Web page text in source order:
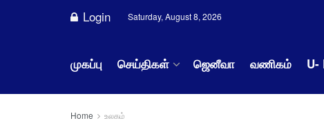
Login Saturday, August 8, 2026
முகப்பு செய்திகள் ஜெனீவா வணிகம் U-
Home உலகம்